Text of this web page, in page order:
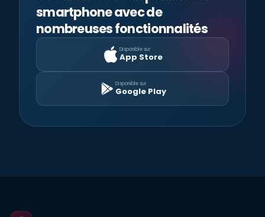
smartphone avec de
nombreuses fonctionnalités
Disponible sur
App Store
Disponible sur
Google Play